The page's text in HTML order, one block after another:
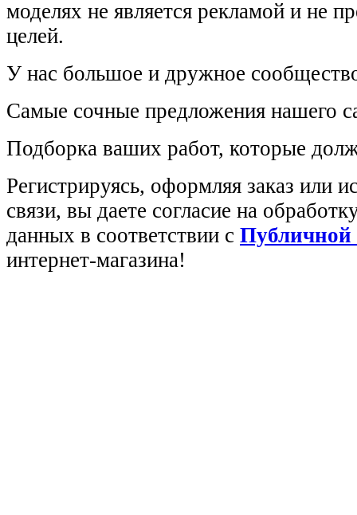
моделях не является рекламой и не
целей.
У нас большое и дружное
Самые сочные предложения нашего
Подборка ваших работ, которые
Регистрируясь, оформляя заказ или
связи, вы даете согласие на
данных в соответствии с Публичной
интернет-магазина!